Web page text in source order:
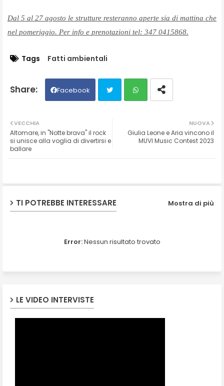
Dal 5 al 27 agosto le strutture resteranno aperte sia di mattina che
nel pomeriggio. Per info e prenotazioni tel: 347 0415868.
Tags Fatti ambientali
Facebook
ter ats
NUOVA
Giulia Leone e Aria vincono il
MUVI Music Contest 2023
VECCHIA
Altomare, in "Notte brava" il rock
si unisce alla voglia di divertirsi e
ballare
TI POTREBBE INTERESSARE Mostra di più
Error:Nessun risultato trovato
LE VIDEO INTERVISTE